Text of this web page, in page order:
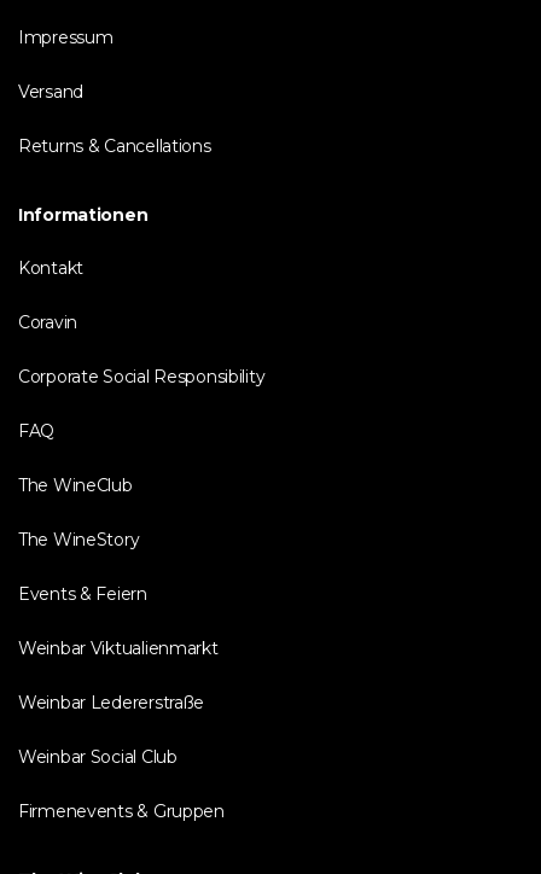
Impressum
Versand
Returns & Cancellations
Informationen
Kontakt
Coravin
Corporate Social Responsibility
FAQ
The WineClub
The WineStory
Events & Feiern
Weinbar Viktualienmarkt
Weinbar Ledererstraße
Weinbar Social Club
Firmenevents & Gruppen